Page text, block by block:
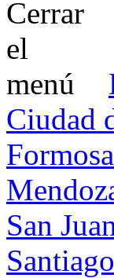
Ciudad
Formosa
San